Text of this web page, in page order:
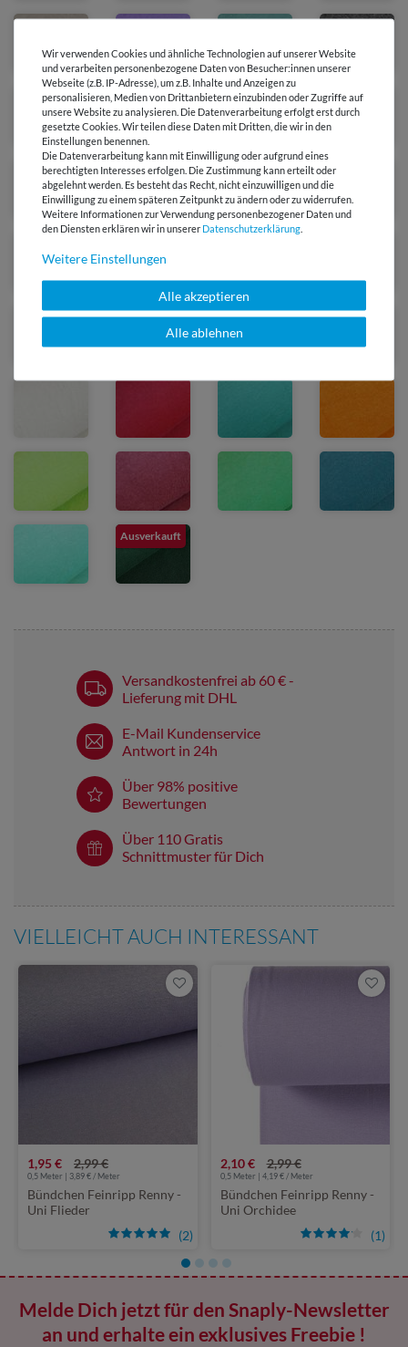
Ausverkauft
Versandkostenfrei ab 60 € -
Lieferung mit DHL
E-Mail Kundenservice
Antwort in 24h
Über 98% positive
Bewertungen
Über 110 Gratis
Schnittmuster für Dich
VIELLEICHT AUCH INTERESSANT
(2)
1,95 € 2,99 €
0,5 Meter | 3,89 € / Meter
Bündchen Feinripp Renny -
Uni Flieder
(1)
2,10 € 2,99 €
0,5 Meter | 4,19 € / Meter
Bündchen Feinripp Renny -
Uni Orchidee
Melde Dich jetzt für den Snaply-Newsletter
an und erhalte ein exklusives Freebie !
Wir verwenden Cookies und ähnliche Technologien auf unserer Website
und verarbeiten personenbezogene Daten von Besucher:innen unserer
Webseite (z.B. IP-Adresse), um z.B. Inhalte und Anzeigen zu
personalisieren, Medien von Drittanbietern einzubinden oder Zugriffe auf
unsere Website zu analysieren. Die Datenverarbeitung erfolgt erst durch
gesetzte Cookies. Wir teilen diese Daten mit Dritten, die wir in den
Einstellungen benennen.
Die Datenverarbeitung kann mit Einwilligung oder aufgrund eines
berechtigten Interesses erfolgen. Die Zustimmung kann erteilt oder
abgelehnt werden. Es besteht das Recht, nicht einzuwilligen und die
Einwilligung zu einem späteren Zeitpunkt zu ändern oder zu widerrufen.
Weitere Informationen zur Verwendung personenbezogener Daten und
den Diensten erklären wir in unserer Daten­schutz­erklärung
Weitere Einstellungen
Alle akzeptieren
Alle ablehnen